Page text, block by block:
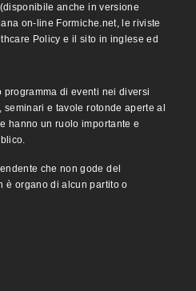
anche in versione
on-line Formiche.net, le riviste
Policy e il sito in inglese ed
programma di eventi nei diversi
e tavole rotonde aperte al
hanno un ruolo importante e
che non gode del
è organo di alcun partito o